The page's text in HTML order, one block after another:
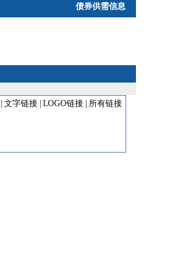
债券供需信息
文字链接 LOGO链接 所有链接